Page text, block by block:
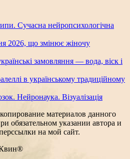
Сучасна нейропсихологічна
2026, що змінює жіночу
замовляння — вода, віск і
в українському традиційному
Нейронаука. Візуалізація
материалов данного
обязательном указании автора и
на мой сайт.